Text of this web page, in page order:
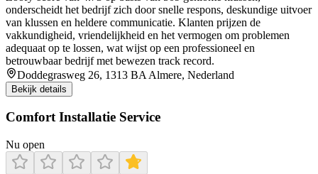
onderscheidt het bedrijf zich door snelle respons, deskundige uitvoer
van klussen en heldere communicatie. Klanten prijzen de
vakkundigheid, vriendelijkheid en het vermogen om problemen
adequaat op te lossen, wat wijst op een professioneel en
betrouwbaar bedrijf met bewezen track record.
Doddegrasweg 26, 1313 BA Almere, Nederland
Bekijk details
Comfort Installatie Service
Nu open